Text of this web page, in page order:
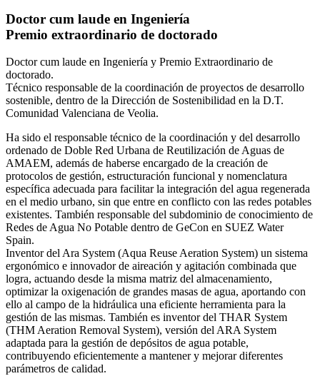
Doctor cum laude en Ingeniería
Premio extraordinario de doctorado
Doctor cum laude en Ingeniería y Premio Extraordinario de
doctorado.
Técnico responsable de la coordinación de proyectos de desarrollo
sostenible, dentro de la Dirección de Sostenibilidad en la D.T.
Comunidad Valenciana de Veolia.
Ha sido el responsable técnico de la coordinación y del desarrollo
ordenado de Doble Red Urbana de Reutilización de Aguas de
AMAEM, además de haberse encargado de la creación de
protocolos de gestión, estructuración funcional y nomenclatura
específica adecuada para facilitar la integración del agua regenerada
en el medio urbano, sin que entre en conflicto con las redes potables
existentes. También responsable del subdominio de conocimiento de
Redes de Agua No Potable dentro de GeCon en SUEZ Water
Spain.
Inventor del Ara System (Aqua Reuse Aeration System) un sistema
ergonómico e innovador de aireación y agitación combinada que
logra, actuando desde la misma matriz del almacenamiento,
optimizar la oxigenación de grandes masas de agua, aportando con
ello al campo de la hidráulica una eficiente herramienta para la
gestión de las mismas. También es inventor del THAR System
(THM Aeration Removal System), versión del ARA System
adaptada para la gestión de depósitos de agua potable,
contribuyendo eficientemente a mantener y mejorar diferentes
parámetros de calidad.